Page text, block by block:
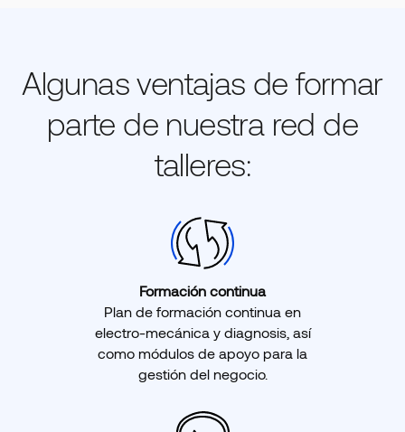
Algunas ventajas de formar
parte de nuestra red de
talleres:
Formación continua
Plan de formación continua en
electro-mecánica y diagnosis, así
como módulos de apoyo para la
gestión del negocio.